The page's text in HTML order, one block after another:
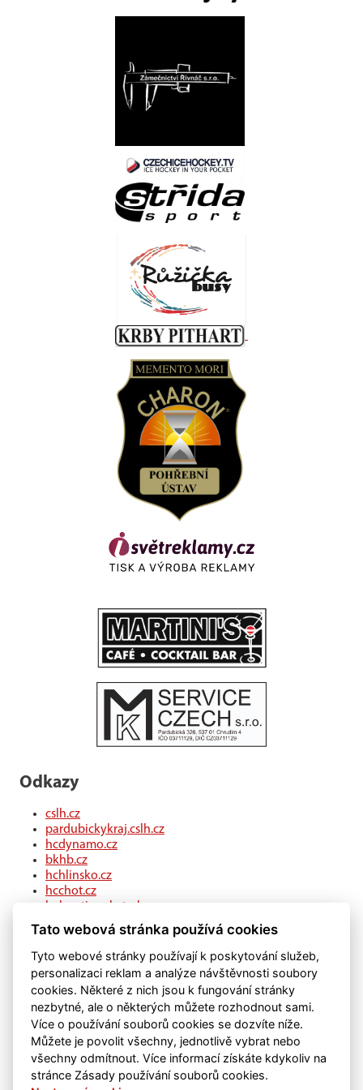
Odkazy
cslh.cz
pardubickykraj.cslh.cz
hcdynamo.cz
bkhb.cz
hchlinsko.cz
hcchot.cz
kohouti-ceskatrebova.cz
hcledec.cz
hclitomysl.cz
hcskutec.cz
hcslovan.com
hcchocen.cz
hcpolicka.com
hcsvetlans.cz
eSports.cz
klubweb.cz
onlajny.com
Tato webová stránka používá cookies
Tyto webové stránky používají k poskytování služeb,
personalizaci reklam a analýze návštěvnosti soubory
cookies. Některé z nich jsou k fungování stránky
nezbytné, ale o některých můžete rozhodnout sami.
Více o používání souborů cookies se dozvíte níže.
Můžete je povolit všechny, jednotlivě vybrat nebo
všechny odmítnout. Více informací získáte kdykoliv na
stránce Zásady používání souborů cookies.